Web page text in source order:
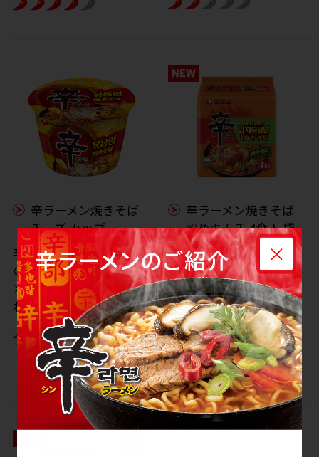
辛ラーメン焼きそば
チーズ カップ
辛ラーメン焼きそば待望
の第2弾。うまからっ！
×チーズのクセになる味
わい。
※
辛ラーメン焼きそば
炒めキムチ 4食入 袋
麺
炒めキムチの甘味・酸味
ともちもち麺が絡み合
う、世界的流行
「SWICY（スワイシ
ー）」な辛ラーメン！
※